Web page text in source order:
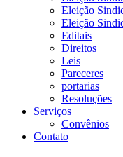
Eleição
Eleição
Editais
Direitos
Leis
Pareceres
portarias
Resoluções
Serviços
Convênios
Contato